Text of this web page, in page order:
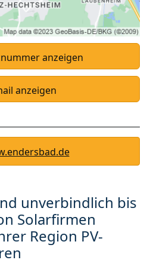
anzeigen
anzeigen
unverbindlich bis
Solarfirmen
Region PV-